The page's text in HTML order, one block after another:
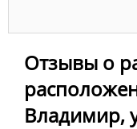
Отзывы о
Владимир,